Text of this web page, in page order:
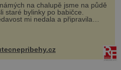
na chalupě jsme na půdě
staré bylinky po babičce.
mi nedala a připravila
si z nich lektvar… Zimní pobyt
se pro mě vlastní vinou
v děsivý zážitek, na kt...